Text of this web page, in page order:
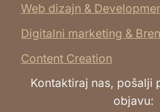
Web dizajn &
Digitalni marketing &
Content Creation
Kontaktiraj nas, pošalji
objavu: